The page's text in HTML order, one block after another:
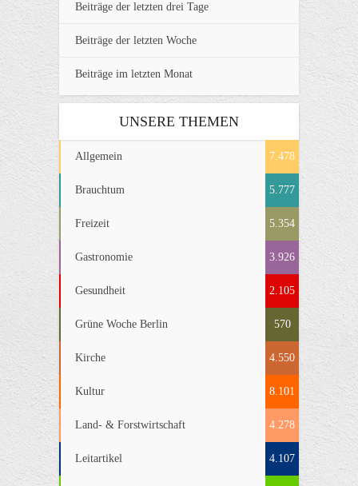
Beiträge der letzten drei Tage
Beiträge der letzten Woche
Beiträge im letzten Monat
UNSERE THEMEN
Allgemein 7.478
Brauchtum 5.777
Freizeit 5.354
Gastronomie 3.926
Gesundheit 2.105
Grüne Woche Berlin 570
Kirche 4.550
Kultur 8.101
Land- & Forstwirtschaft 4.278
Leitartikel 4.107